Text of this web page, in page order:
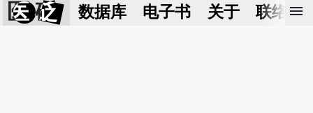
医 砭 数据库 电子书 关于 联络我
menu